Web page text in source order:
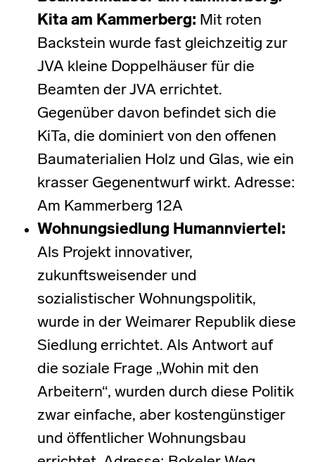
Kita am Kammerberg: Mit roten
Backstein wurde fast gleichzeitig zur
JVA kleine Doppelhäuser für die
Beamten der JVA errichtet.
Gegenüber davon befindet sich die
KiTa, die dominiert von den offenen
Baumaterialien Holz und Glas, wie ein
krasser Gegenentwurf wirkt. Adresse:
Am Kammerberg 12A
Wohnungsiedlung Humannviertel:
Als Projekt innovativer,
zukunftsweisender und
sozialistischer Wohnungspolitik,
wurde in der Weimarer Republik diese
Siedlung errichtet. Als Antwort auf
die soziale Frage „Wohin mit den
Arbeitern“, wurden durch diese Politik
zwar einfache, aber kostengünstiger
und öffentlicher Wohnungsbau